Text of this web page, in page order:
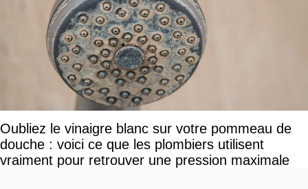
Oubliez le vinaigre blanc sur votre pommeau de
douche : voici ce que les plombiers utilisent
vraiment pour retrouver une pression maximale